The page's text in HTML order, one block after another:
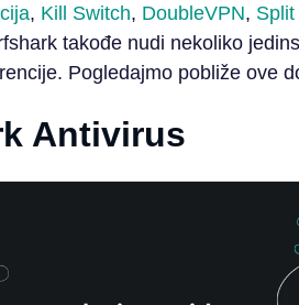
, Kill Switch, DoubleVPN, Split
takođe nudi nekoliko
Pogledajmo pobliže ove
Antivirus